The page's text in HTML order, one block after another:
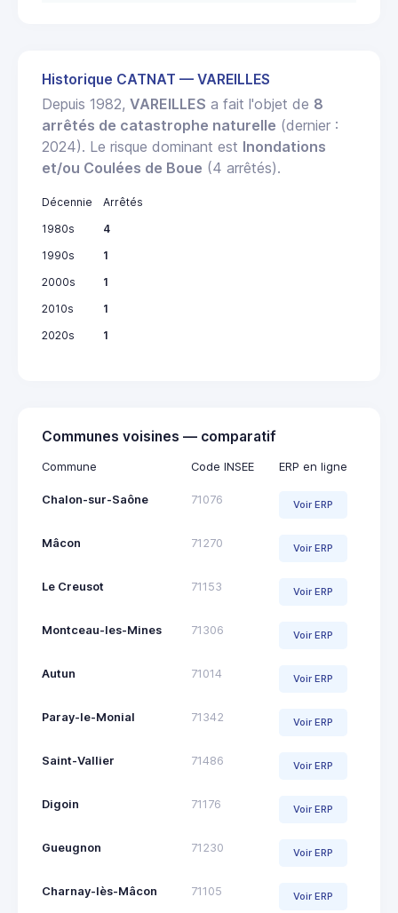
Historique CATNAT — VAREILLES
Depuis 1982, VAREILLES a fait l'objet de 8
arrêtés de catastrophe naturelle (dernier :
2024). Le risque dominant est Inondations
et/ou Coulées de Boue (4 arrêtés).
Décennie
Arrêtés
1980s
4
1990s
1
2000s
1
2010s
1
2020s
1
Communes voisines — comparatif
Commune Code INSEE ERP en ligne
Chalon-sur-Saône 71076 Voir ERP
Mâcon 71270 Voir ERP
Le Creusot 71153 Voir ERP
Montceau-les-Mines 71306 Voir ERP
Autun 71014 Voir ERP
Paray-le-Monial 71342 Voir ERP
Saint-Vallier 71486 Voir ERP
Digoin 71176 Voir ERP
Gueugnon 71230 Voir ERP
Charnay-lès-Mâcon 71105 Voir ERP